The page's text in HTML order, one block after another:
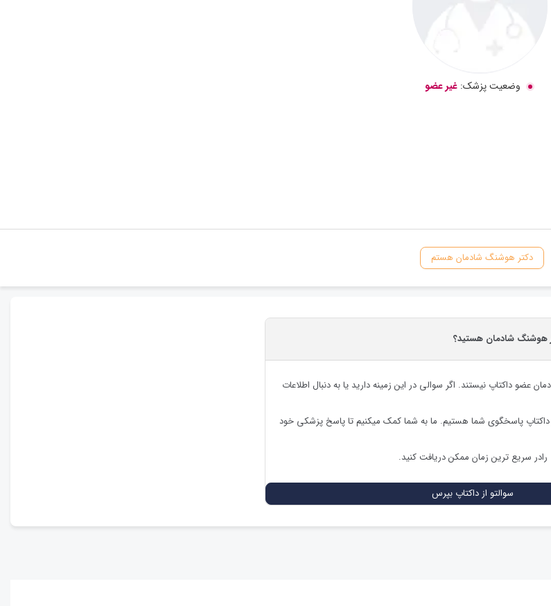
وضعیت پزشک: غیر عضو
دکتر هوشنگ شادمان هستم
هوشنگ شادمان هستید؟
عضو داکتاپ نیستند. اگر سوالی در این زمینه دارید یا به دنبال اطلاعات
پاسخگوی شما هستیم. ما به شما کمک میکنیم تا پاسخ پزشکی خود
رادر سریع ترین زمان ممکن دریافت کنید.
سوالتو از داکتاپ بپرس